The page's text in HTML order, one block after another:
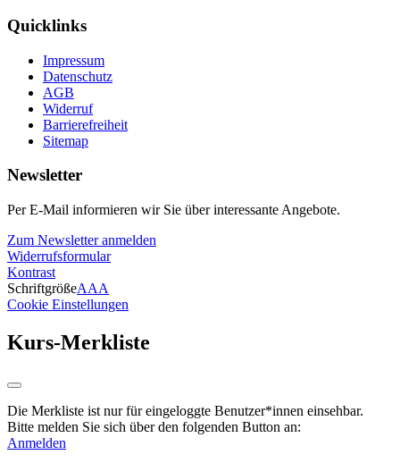
Quicklinks
Impressum
Datenschutz
AGB
Widerruf
Barrierefreiheit
Sitemap
Newsletter
Per E-Mail informieren wir Sie über interessante Angebote.
Zum Newsletter anmelden
Widerrufsformular
Kontrast
SchriftgrößeAAA
Cookie Einstellungen
Kurs-Merkliste
Die Merkliste ist nur für eingeloggte Benutzer*innen einsehbar.
Bitte melden Sie sich über den folgenden Button an:
Anmelden